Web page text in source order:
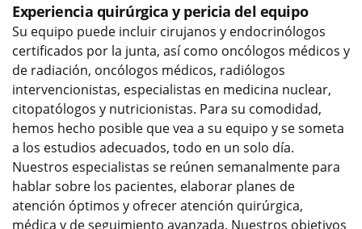
Experiencia quirúrgica y pericia del equipo
Su equipo puede incluir cirujanos y endocrinólogos
certificados por la junta, así como oncólogos médicos y
de radiación, oncólogos médicos, radiólogos
intervencionistas, especialistas en medicina nuclear,
citopatólogos y nutricionistas. Para su comodidad,
hemos hecho posible que vea a su equipo y se someta
a los estudios adecuados, todo en un solo día.
Nuestros especialistas se reúnen semanalmente para
hablar sobre los pacientes, elaborar planes de
atención óptimos y ofrecer atención quirúrgica,
médica y de seguimiento avanzada. Nuestros objetivos